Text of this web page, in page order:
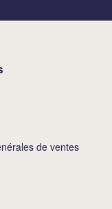
de ventes